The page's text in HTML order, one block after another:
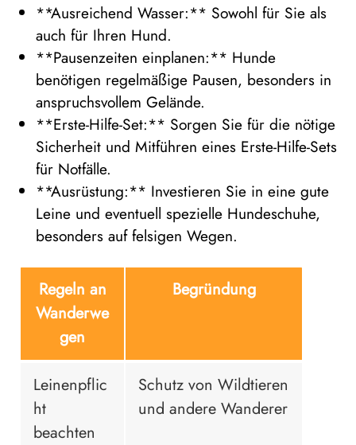
**Ausreichend Wasser:** Sowohl für Sie als
auch für Ihren Hund.
**Pausenzeiten einplanen:** Hunde
benötigen regelmäßige Pausen, besonders in
anspruchsvollem Gelände.
**Erste-Hilfe-Set:** Sorgen Sie für die nötige
Sicherheit und Mitführen eines Erste-Hilfe-Sets
für Notfälle.
**Ausrüstung:** Investieren Sie in eine gute
Leine und eventuell spezielle Hundeschuhe,
besonders auf felsigen Wegen.
Regeln an
Wanderwe
gen
Begründung
Leinenpflic
ht
beachten
Schutz von Wildtieren
und andere Wanderer